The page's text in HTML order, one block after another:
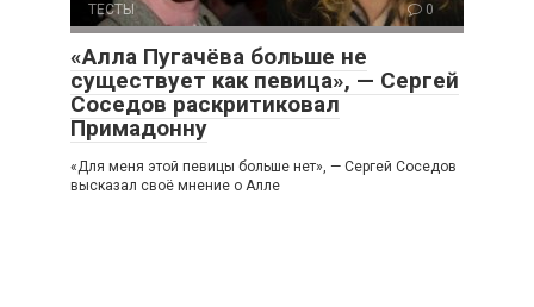
ТЕСТЫ 0
«Алла Пугачёва больше не
существует как певица», — Сергей
Соседов раскритиковал
Примадонну
«Для меня этой певицы больше нет», — Сергей Соседов
высказал своё мнение о Алле